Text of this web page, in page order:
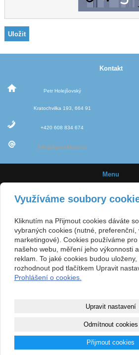
Kontakt
Petr Holejšovský
Kratochvilka 193, 664 91
+420 608 834 674
info@jigovehlavy.cz
Menu
Úvod
Jigové
Velikost háčků
rybolov
Využíváme soubory
Kliknutím na Přijmout cookies dáváte
vybraných cookies (nutné, preferenční,
marketingové). Cookies používáme
našeho webu, měření jeho výkonnosti
reklam. To jaké cookies budou
rozhodnout pod tlačítkem Upravit
Prohlášení o cookies.
Upravit nastavení
Odmítnout cookies
Přijmout cookies